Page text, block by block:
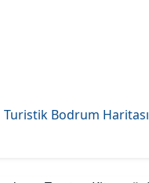
Turistik Bodrum Haritası